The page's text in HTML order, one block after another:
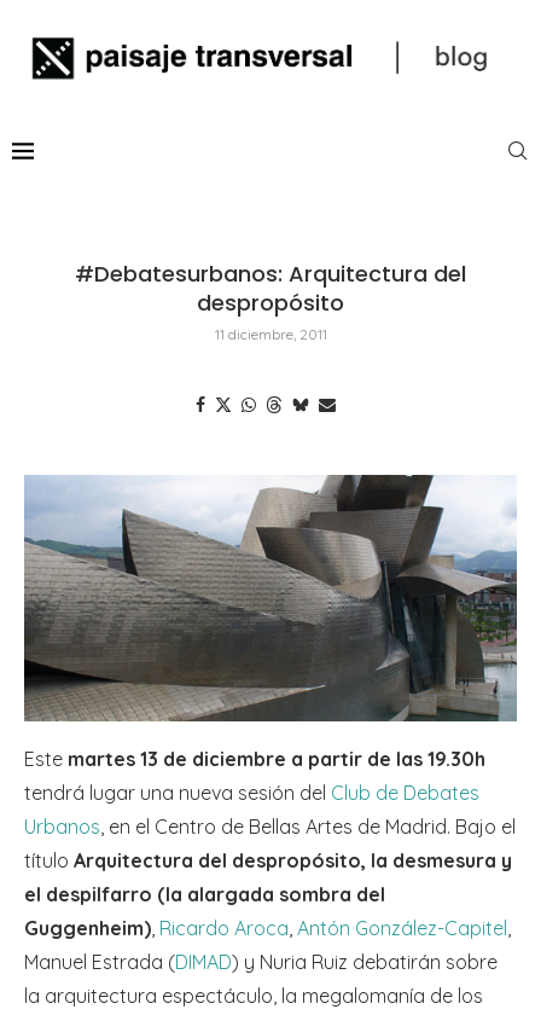
#Debatesurbanos: Arquitectura del
despropósito
11 diciembre, 2011
Este martes 13 de diciembre a partir de las 19.30h
tendrá lugar una nueva sesión del Club de Debates
Urbanos , en el Centro de Bellas Artes de Madrid. Bajo el
título Arquitectura del despropósito, la desmesura y
el despilfarro (la alargada sombra del
Guggenheim) Ricardo Aroca Antón González-Capitel
Manuel Estrada (DIMAD) y Nuria Ruiz debatirán sobre
la arquitectura espectáculo, la megalomanía de los